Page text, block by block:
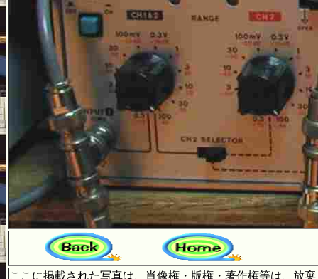
ここに掲載された写真は、肖像権・版権・著作権等は、